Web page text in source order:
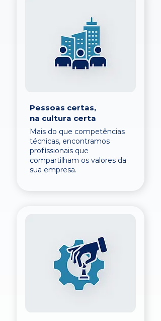
Pessoas certas,
na cultura certa
Mais do que competências
técnicas, encontramos
profissionais que
compartilham os valores da
sua empresa.